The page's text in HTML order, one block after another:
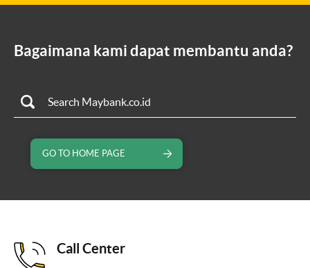
Bagaimana kami dapat membantu anda?
GO TO HOME PAGE
Call Center